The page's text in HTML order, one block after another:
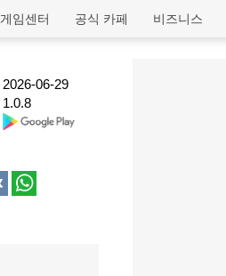
비즈니스
공식 카페
게임센터
2026-06-29
1.0.8